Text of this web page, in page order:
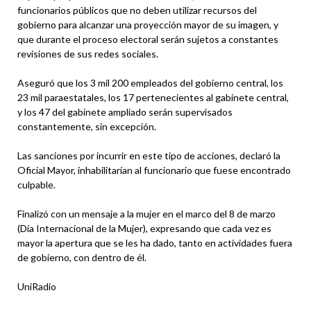
funcionarios públicos que no deben utilizar recursos del
gobierno para alcanzar una proyección mayor de su imagen, y
que durante el proceso electoral serán sujetos a constantes
revisiones de sus redes sociales.
Aseguró que los 3 mil 200 empleados del gobierno central, los
23 mil paraestatales, los 17 pertenecientes al gabinete central,
y los 47 del gabinete ampliado serán supervisados
constantemente, sin excepción.
Las sanciones por incurrir en este tipo de acciones, declaró la
Oficial Mayor, inhabilitarían al funcionario que fuese encontrado
culpable.
Finalizó con un mensaje a la mujer en el marco del 8 de marzo
(Día Internacional de la Mujer), expresando que cada vez es
mayor la apertura que se les ha dado, tanto en actividades fuera
de gobierno, con dentro de él.
UniRadio